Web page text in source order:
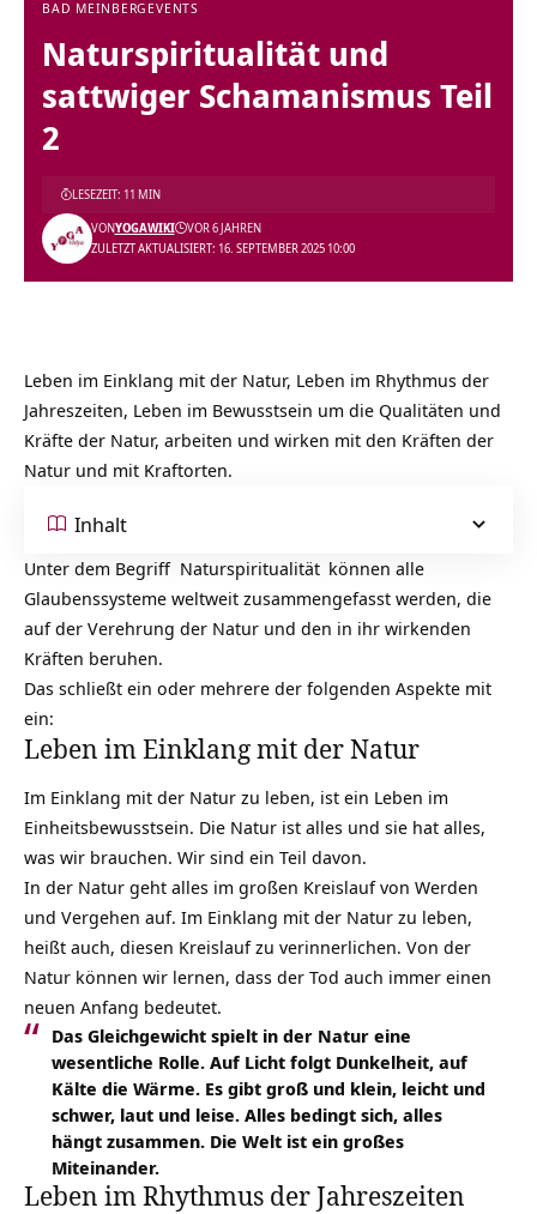
BAD MEINBERG EVENTS
Naturspiritualität und
sattwiger Schamanismus Teil
2
ZULETZT AKTUALISIERT: 16. SEPTEMBER 2025 10:00
VONYOGAWIKI VOR 6 JAHREN
LESEZEIT: 11 MIN
Leben im Einklang mit der Natur, Leben im Rhythmus der
Jahreszeiten, Leben im Bewusstsein um die Qualitäten und
Kräfte der Natur, arbeiten und wirken mit den Kräften der
Natur und mit Kraftorten.
Inhalt
Unter dem Begriff Naturspiritualität können alle
Glaubenssysteme weltweit zusammengefasst werden, die
auf der Verehrung der Natur und den in ihr wirkenden
Kräften beruhen.
Das schließt ein oder mehrere der folgenden Aspekte mit
ein:
Leben im Einklang mit der Natur
Im Einklang mit der Natur zu leben, ist ein Leben im
Einheitsbewusstsein. Die Natur ist alles und sie hat alles,
was wir brauchen. Wir sind ein Teil davon.
In der Natur geht alles im großen Kreislauf von Werden
und Vergehen auf. Im Einklang mit der Natur zu leben,
heißt auch, diesen Kreislauf zu verinnerlichen. Von der
Natur können wir lernen, dass der Tod auch immer einen
neuen Anfang bedeutet.
Das Gleichgewicht spielt in der Natur eine
wesentliche Rolle. Auf Licht folgt Dunkelheit, auf
Kälte die Wärme. Es gibt groß und klein, leicht und
schwer, laut und leise. Alles bedingt sich, alles
hängt zusammen. Die Welt ist ein großes
Miteinander.
Leben im Rhythmus der Jahreszeiten